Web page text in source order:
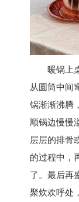
暖锅上
从圆筒中间
锅渐渐沸腾
顺锅边慢慢
层层的排骨
的过程中，
了。最后再
聚炊欢呼处